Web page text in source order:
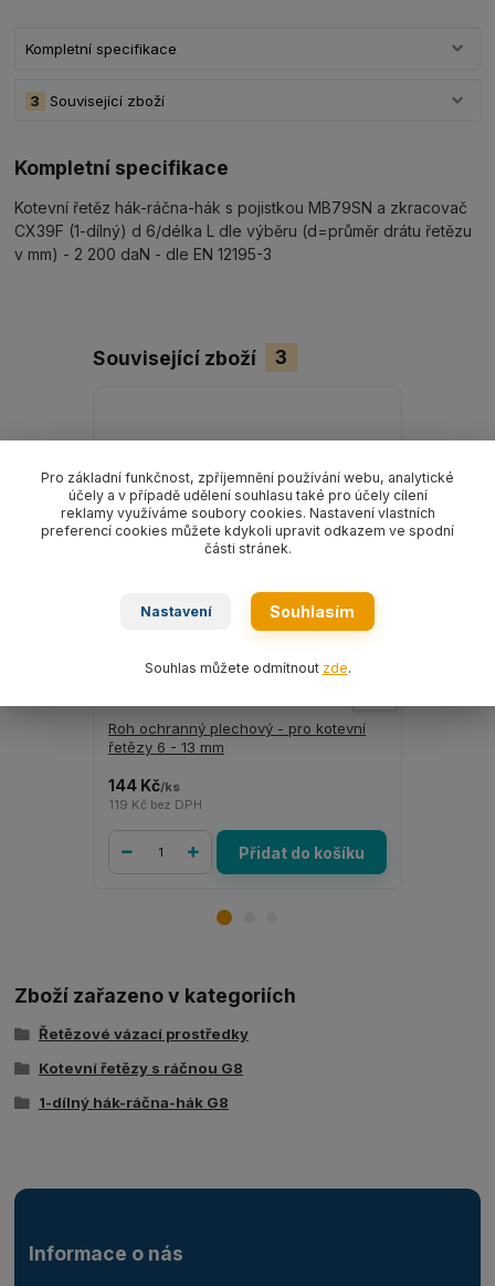
Kompletní specifikace
Související zboží
3
Kompletní specifikace
Kotevní řetěz hák-ráčna-hák s pojistkou MB79SN a zkracovač
CX39F (1-dílný) d 6/délka L dle výběru (d=průměr drátu řetězu
v mm) - 2 200 daN - dle EN 12195-3
Související zboží 3
Roh ochranný plechový - pro kotevní
řetězy 6 - 13 mm
144 Kč/ks
119 Kč bez DPH
Přidat do košíku
Zboží zařazeno v kategoriích
Řetězové vázací prostředky
Kotevní řetězy s ráčnou G8
1-dílný hák-ráčna-hák G8
Informace o nás
Pro základní funkčnost, zpříjemnění používání webu, analytické
účely a v případě udělení souhlasu také pro účely cílení
reklamy využíváme soubory cookies. Nastavení vlastních
preferencí cookies můžete kdykoli upravit odkazem ve spodní
části stránek.
Nastavení Souhlasím
Souhlas můžete odmítnout zde.